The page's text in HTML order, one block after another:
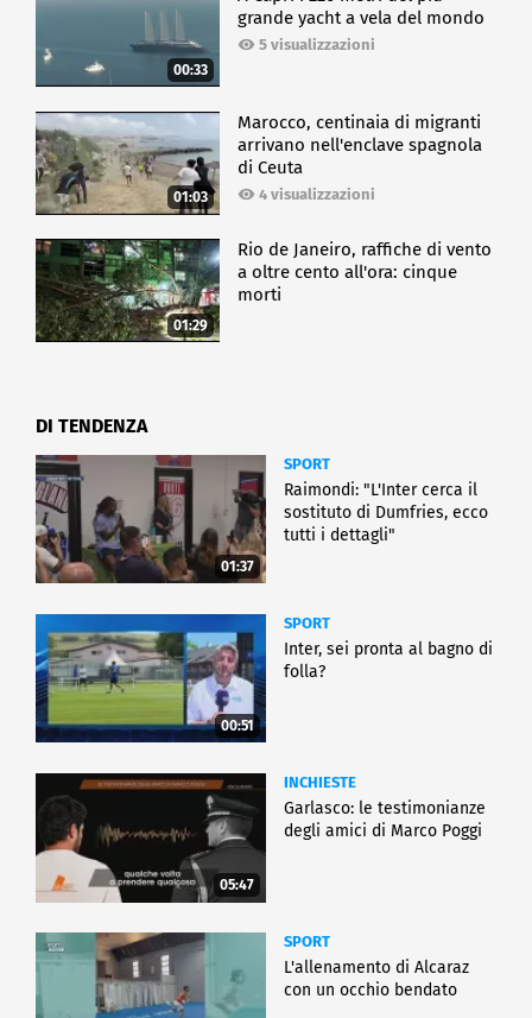
00:33
grande yacht a vela del mondo
5 visualizzazioni
01:03
Marocco, centinaia di migranti
arrivano nell'enclave spagnola
di Ceuta
4 visualizzazioni
01:29
Rio de Janeiro, raffiche di vento
a oltre cento all'ora: cinque
morti
DI TENDENZA
01:37
SPORT
Raimondi: "L'Inter cerca il
sostituto di Dumfries, ecco
tutti i dettagli"
00:51
SPORT
Inter, sei pronta al bagno di
folla?
05:47
INCHIESTE
Garlasco: le testimonianze
degli amici di Marco Poggi
SPORT
L'allenamento di Alcaraz
con un occhio bendato